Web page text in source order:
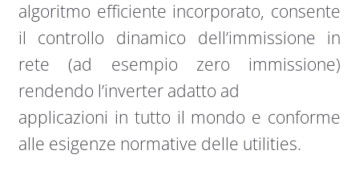
algoritmo efficiente incorporato, consente
il controllo dinamico dell’immissione in
rete (ad esempio zero immissione)
rendendo l’inverter adatto ad
applicazioni in tutto il mondo e conforme
alle esigenze normative delle utilities.